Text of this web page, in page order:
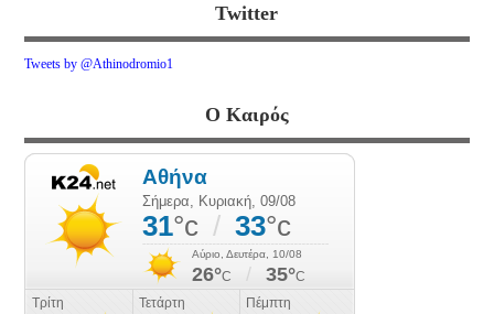
Twitter
Tweets by @Athinodromio1
Ο Καιρός